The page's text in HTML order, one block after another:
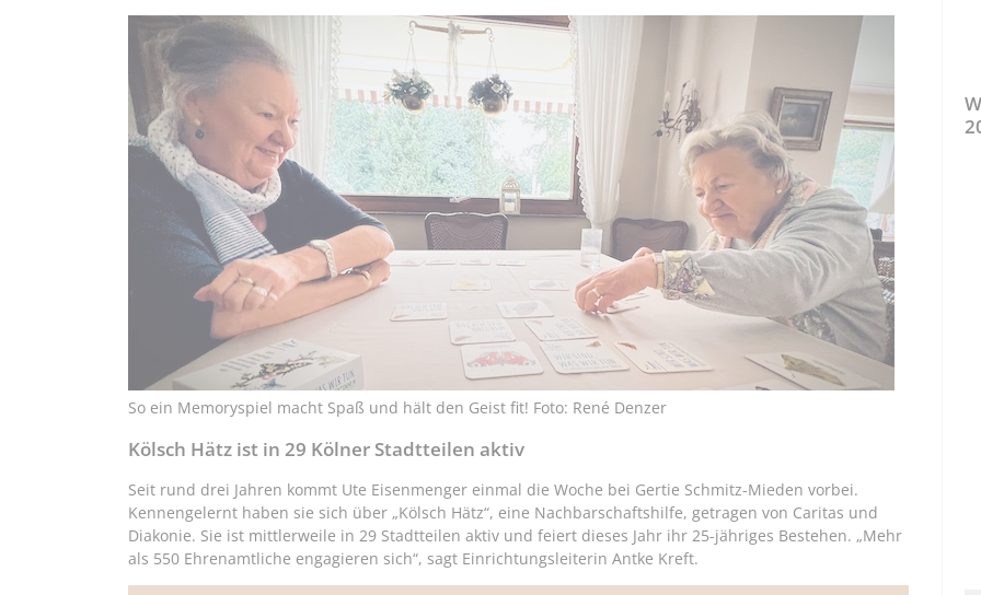
So ein Memoryspiel macht Spaß und hält den Geist fit! Foto: René Denzer
Kölsch Hätz ist in 29 Kölner Stadtteilen aktiv
Seit rund drei Jahren kommt Ute Eisenmenger einmal die Woche bei Gertie Schmitz-Mieden vorbei.
Kennengelernt haben sie sich über „Kölsch Hätz“, eine Nachbarschaftshilfe, getragen von Caritas und
Diakonie. Sie ist mittlerweile in 29 Stadtteilen aktiv und feiert dieses Jahr ihr 25-jähriges Bestehen. „Mehr
als 550 Ehrenamtliche engagieren sich“, sagt Einrichtungsleiterin Antke Kreft.